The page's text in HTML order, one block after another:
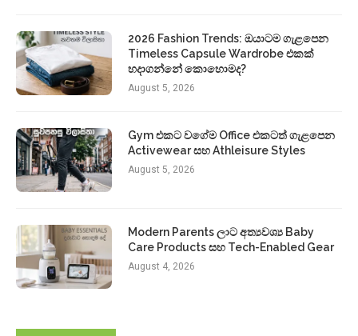
2026 Fashion Trends: ඔයාටම ගැළපෙන
Timeless Capsule Wardrobe එකක්
හදාගන්නේ කොහොමද?
August 5, 2026
Gym එකට වගේම Office එකටත් ගැළපෙන
Activewear සහ Athleisure Styles
August 5, 2026
Modern Parents ලාට අත්‍යවශ්‍ය Baby
Care Products සහ Tech-Enabled Gear
August 4, 2026